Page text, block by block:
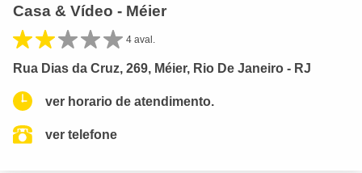
Casa & Vídeo - Méier
4 aval.
Rua Dias da Cruz, 269, Méier, Rio De Janeiro - RJ
ver horario de atendimento.
ver telefone